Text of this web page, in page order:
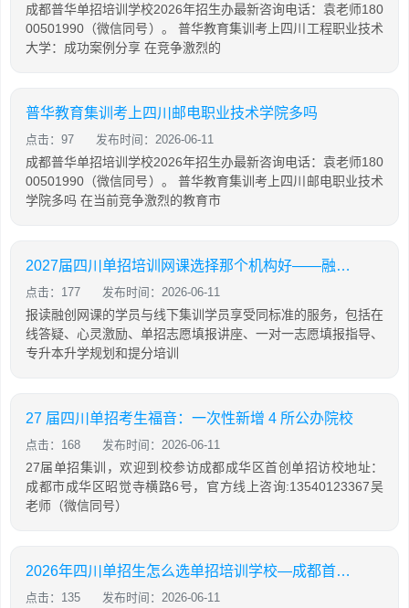
成都普华单招培训学校2026年招生办最新咨询电话：袁老师180
00501990（微信同号）。 普华教育集训考上四川工程职业技术
大学：成功案例分享 在竞争激烈的
普华教育集训考上四川邮电职业技术学院多吗
点击：97 发布时间：2026-06-11
成都普华单招培训学校2026年招生办最新咨询电话：袁老师180
00501990（微信同号）。 普华教育集训考上四川邮电职业技术
学院多吗 在当前竞争激烈的教育市
2027届四川单招培训网课选择那个机构好——融创单招培训学校
点击：177 发布时间：2026-06-11
报读融创网课的学员与线下集训学员享受同标准的服务，包括在
线答疑、心灵激励、单招志愿填报讲座、一对一志愿填报指导、
专升本升学规划和提分培训
27 届四川单招考生福音：一次性新增 4 所公办院校
点击：168 发布时间：2026-06-11
27届单招集训，欢迎到校参访成都成华区首创单招访校地址：
成都市成华区昭觉寺横路6号，官方线上咨询:13540123367吴
老师（微信同号）
2026年四川单招生怎么选单招培训学校—成都首创锦榜单招培训
点击：135 发布时间：2026-06-11